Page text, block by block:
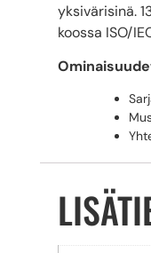
yksivärisinä.
koossa ISO/